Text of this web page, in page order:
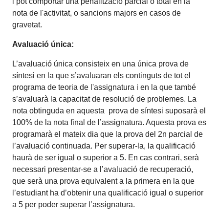
nota de l'activitat, o sancions majors en casos de
gravetat.
Avaluació única:
L’avaluació única consisteix en una única prova de
síntesi en la que s’avaluaran els continguts de tot el
programa de teoria de l'assignatura i en la que també
s’avaluarà la capacitat de resolució de problemes. La
nota obtinguda en aquesta prova de síntesi suposarà el
100% de la nota final de l’assignatura. Aquesta prova es
programarà el mateix dia que la prova del 2n parcial de
l’avaluació continuada. Per superar-la, la qualificació
haurà de ser igual o superior a 5. En cas contrari, serà
necessari presentar-se a l’avaluació de recuperació,
que serà una prova equivalent a la primera en la que
l’estudiant ha d’obtenir una qualificació igual o superior
a 5 per poder superar l’assignatura.